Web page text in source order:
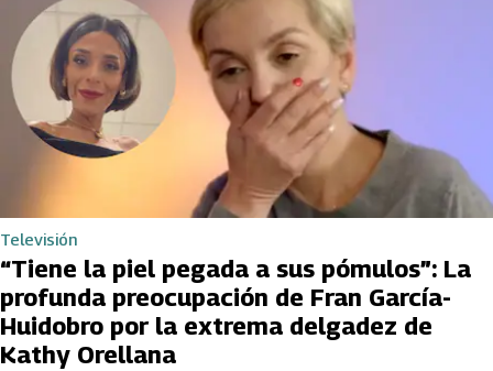
Televisión
“Tiene la piel pegada a sus pómulos”: La
profunda preocupación de Fran García-
Huidobro por la extrema delgadez de
Kathy Orellana